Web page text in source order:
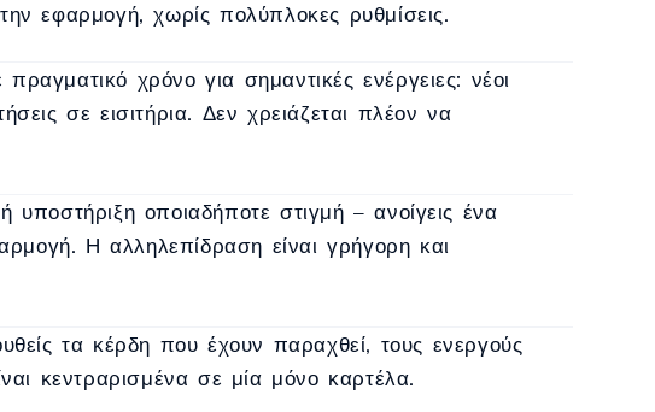
εφαρμογή, χωρίς πολύπλοκες ρυθμίσεις.
χρόνο για σημαντικές ενέργειες: νέοι
σε εισιτήρια. Δεν χρειάζεται πλέον να
οποιαδήποτε στιγμή – ανοίγεις ένα
Η αλληλεπίδραση είναι γρήγορη και
τα κέρδη που έχουν παραχθεί, τους ενεργούς
κεντραρισμένα σε μία μόνο καρτέλα.